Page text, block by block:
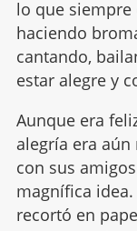
lo que siempre
haciendo
cantando,
estar alegre y
Aunque era
alegría era
con sus
magnífica
recortó en